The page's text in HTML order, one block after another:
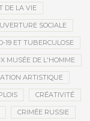
DE LA VIE
SOCIALE
19 ET TUBERCULOSE
MUSÉE DE L'HOMME
ARTISTIQUE
CRÉATIVITÉ
CRIMÉE RUSSIE